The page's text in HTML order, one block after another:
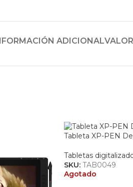
ADICIONAL
Tableta XP-PEN
Tabletas
SKU: TAB0049
Agotado